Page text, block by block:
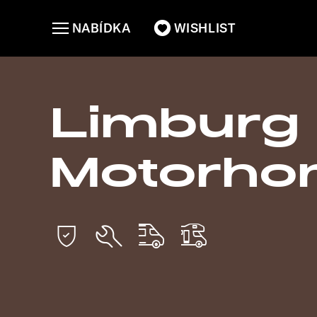
WISHLIST
NABÍDKA
Limburg